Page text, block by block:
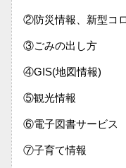
②防災情報、新型コ
③ごみの出し方
④GIS(地図情報)
⑤観光情報
⑥電子図書サービス
⑦子育て情報